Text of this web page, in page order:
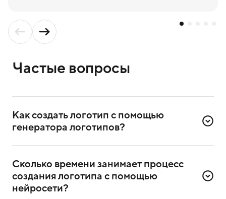
Частые вопросы
Как создать логотип с помощью
генератора логотипов?
в сервисе. Достаточно ввести номер телефона
и подтвердить регистрацию через СМС.
После регистрации выберете в сервисе генератор
логотипов и приступите к созданию.
Сколько времени занимает процесс
создания логотипа с помощью
нейросети?